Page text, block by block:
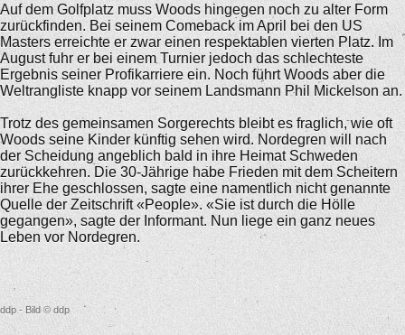
Auf dem Golfplatz muss Woods hingegen noch zu alter Form
zurückfinden. Bei seinem Comeback im April bei den US
Masters erreichte er zwar einen respektablen vierten Platz. Im
August fuhr er bei einem Turnier jedoch das schlechteste
Ergebnis seiner Profikarriere ein. Noch führt Woods aber die
Weltrangliste knapp vor seinem Landsmann Phil Mickelson an.
Trotz des gemeinsamen Sorgerechts bleibt es fraglich, wie oft
Woods seine Kinder künftig sehen wird. Nordegren will nach
der Scheidung angeblich bald in ihre Heimat Schweden
zurückkehren. Die 30-Jährige habe Frieden mit dem Scheitern
ihrer Ehe geschlossen, sagte eine namentlich nicht genannte
Quelle der Zeitschrift «People». «Sie ist durch die Hölle
gegangen», sagte der Informant. Nun liege ein ganz neues
Leben vor Nordegren.
ddp - Bild © ddp